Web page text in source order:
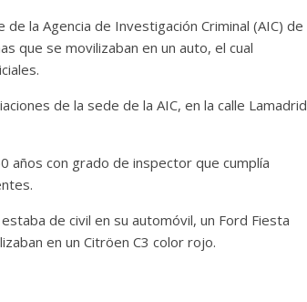
la Agencia de Investigación Criminal (AIC) de
que se movilizaban en un auto, el cual
de la sede de la AIC, en la calle Lamadrid
años con grado de inspector que cumplía
de civil en su automóvil, un Ford Fiesta
en un Citröen C3 color rojo.